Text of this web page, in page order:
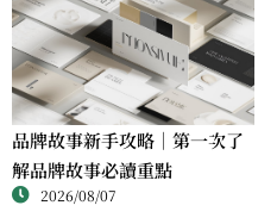
品牌故事新手攻略｜第一次了
解品牌故事必讀重點
2026/08/07